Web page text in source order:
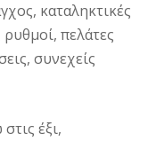
καταληκτικές
πελάτες
συνεχείς
έξι,